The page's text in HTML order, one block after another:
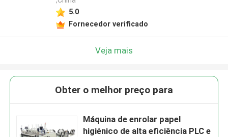
5.0
Fornecedor verificado
Veja mais
Obter o melhor preço para
Máquina de enrolar papel
higiénico de alta eficiência PLC e